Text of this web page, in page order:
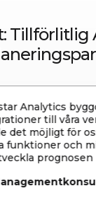
Tillförlitlig
även
oss att
minska tiden
med 25 %.